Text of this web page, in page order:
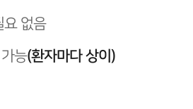
요 없음
능(환자마다 상이)